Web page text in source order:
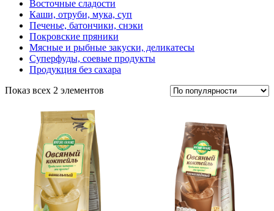
Восточные сладости
Каши, отруби, мука, суп
Печенье, батончики, снэки
Покровские пряники
Мясные и рыбные закуски, деликатесы
Суперфуды, соевые продукты
Продукция без сахара
Показ всех 2 элементов